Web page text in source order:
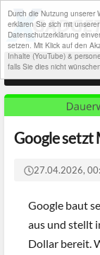
Durch die Nutzung unserer
erklären Sie sich mit unserer
Datenschutzerklärung
setzen. Mit Klick auf den
Inhalte (YouTube) &
falls Sie dies nicht
Google
27.04.2026,
Google baut
aus und stellt
Dollar bereit.